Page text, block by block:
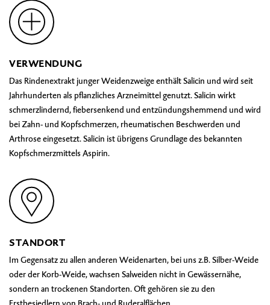
VERWENDUNG
Das Rindenextrakt junger Weidenzweige enthält Salicin und wird seit
Jahrhunderten als pflanzliches Arzneimittel genutzt. Salicin wirkt
schmerzlindernd, fiebersenkend und entzündungshemmend und wird
bei Zahn- und Kopfschmerzen, rheumatischen Beschwerden und
Arthrose eingesetzt. Salicin ist übrigens Grundlage des bekannten
Kopfschmerzmittels Aspirin.
STANDORT
Im Gegensatz zu allen anderen Weidenarten, bei uns z.B. Silber-Weide
oder der Korb-Weide, wachsen Salweiden nicht in Gewässernähe,
sondern an trockenen Standorten. Oft gehören sie zu den